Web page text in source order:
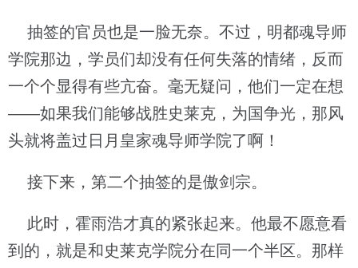
抽签的官员也是一脸无奈。不过，明都魂导师
学院那边，学员们却没有任何失落的情绪，反而
一个个显得有些亢奋。毫无疑问，他们一定在想
——如果我们能够战胜史莱克，为国争光，那风
头就将盖过日月皇家魂导师学院了啊！
接下来，第二个抽签的是傲剑宗。
此时，霍雨浩才真的紧张起来。他最不愿意看
到的，就是和史莱克学院分在同一个半区。那样